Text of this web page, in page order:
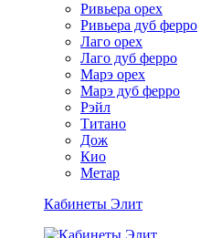
Ривьера орех
Ривьера дуб ферро
Лаго орех
Лаго дуб ферро
Марэ орех
Марэ дуб ферро
Рэйл
Титано
Дож
Кио
Метар
Кабинеты Элит